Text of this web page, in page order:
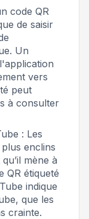
code QR
de saisir
Un
vers
peut
à consulter
: Les
enclins
mène à
QR étiqueté
indique
que les
crainte.